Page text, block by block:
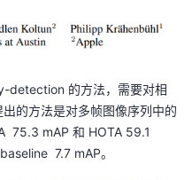
detection 的方法，需要对相
的方法是对多帧图像序列中的
75.3 mAP 和 HOTA 59.1
7.7 mAP。